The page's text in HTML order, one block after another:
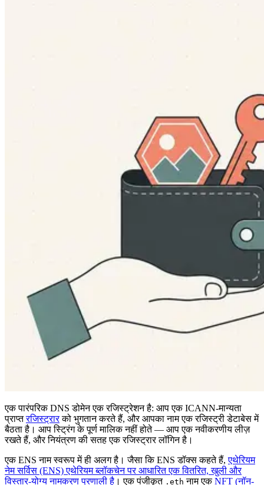
एक पारंपरिक DNS डोमेन एक रजिस्ट्रेशन है: आप एक ICANN-मान्यता
प्राप्तरजिस्ट्रारको भुगतान करते हैं, और आपका नाम एक रजिस्ट्री डेटाबेस में
बैठता है। आप स्ट्रिंग के पूर्ण मालिक नहीं होते — आप एक नवीकरणीय लीज़
रखते हैं, और नियंत्रण की सतह एक रजिस्ट्रार लॉगिन है।
एक ENS नाम स्वरूप में ही अलग है। जैसा कि ENS डॉक्स कहते हैं,एथेरियम
नेम सर्विस (ENS) एथेरियम ब्लॉकचेन पर आधारित एक वितरित, खुली और
विस्तार-योग्य नामकरण प्रणाली है । एक पंजीकृत .eth नाम एकNFT (नॉन-